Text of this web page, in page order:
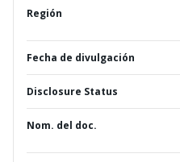
Región
Fecha de divulgación
Disclosure Status
Nom. del doc.